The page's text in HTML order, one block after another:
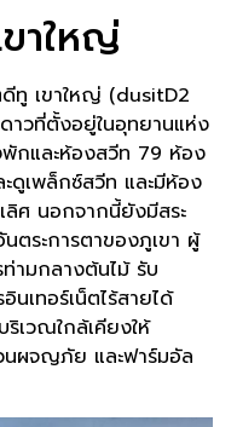
าใหญ่
ทู เขาใหญ่ (dusitD2
าวที่ตั้งอยู่ในอุทยานแห่ง
พักและห้องสวีท 79 ห้อง
ดูเพล็กซ์สวีท และมีห้อง
เลิศ นอกจากนี้ยังมีสระ
ตระการตาของภูเขา ผู้
ามกลางต้นไม้ รับ
นเทอร์เน็ตไร้สายได้
เวณใกล้เคียงให้
นผจญภัย และฟาร์มอัล